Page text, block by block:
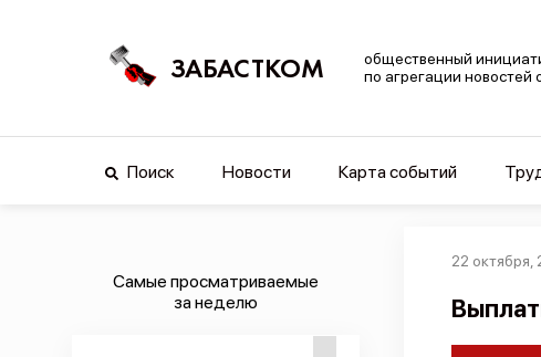
ЗАБАСТКОМ
общественный
по агрегации новостей
Поиск Новости Карта событий
Самые просматриваемые
за неделю
22 октября,